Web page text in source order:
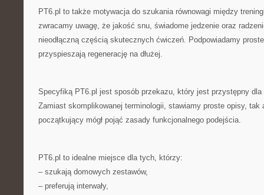
PT6.pl to także motywacja do szukania równowagi między
zwracamy uwagę, że jakość snu, świadome jedzenie oraz
nieodłączną częścią skutecznych ćwiczeń. Podpowiadamy
przyspieszają regenerację na dłużej.
Specyfiką PT6.pl jest sposób przekazu, który jest przystępny dla
Zamiast skomplikowanej terminologii, stawiamy proste opisy, tak
początkujący mógł pojąć zasady funkcjonalnego podejścia.
PT6.pl to idealne miejsce dla tych, którzy:
– szukają domowych zestawów,
– preferują interwały,